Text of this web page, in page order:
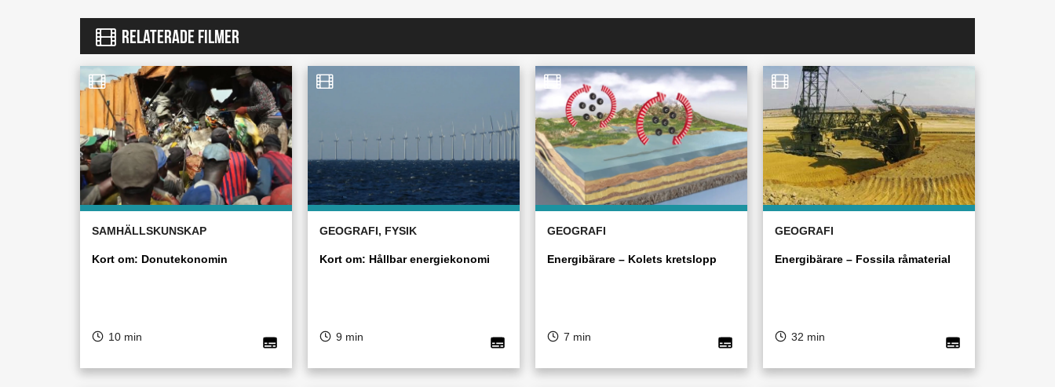
RELATERADE FILMER
SAMHÄLLSKUNSKAP
Kort om: Donutekonomin
10 min
GEOGRAFI, FYSIK
Kort om: Hållbar energiekonomi
9 min
GEOGRAFI
Energibärare – Kolets kretslopp
7 min
GEOGRAFI
Energibärare – Fossila råmaterial
32 min